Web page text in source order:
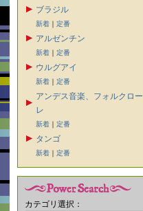
ブラジル
新着 ｜ 定番
アルゼンチン
新着 ｜ 定番
ウルグアイ
新着 ｜ 定番
アンデス音楽、フォルクロー
レ
新着 ｜ 定番
タンゴ
新着 ｜ 定番
カテゴリ選択：